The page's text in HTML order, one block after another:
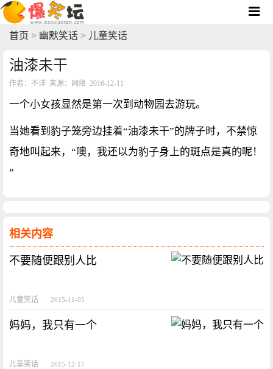
首页 > 幽默笑话 > 儿童笑话
油漆未干
作者：不详 来源：网络 2016-12-11
一个小女孩显然是第一次到动物园去游玩。
当她看到豹子笼旁边挂着“油漆未干”的牌子时，不禁惊
奇地叫起来，“噢，我还以为豹子身上的斑点是真的呢！
”
相关内容
不要随便跟别人比
儿童笑话 2015-11-05
妈妈，我只有一个
儿童笑话 2015-12-17